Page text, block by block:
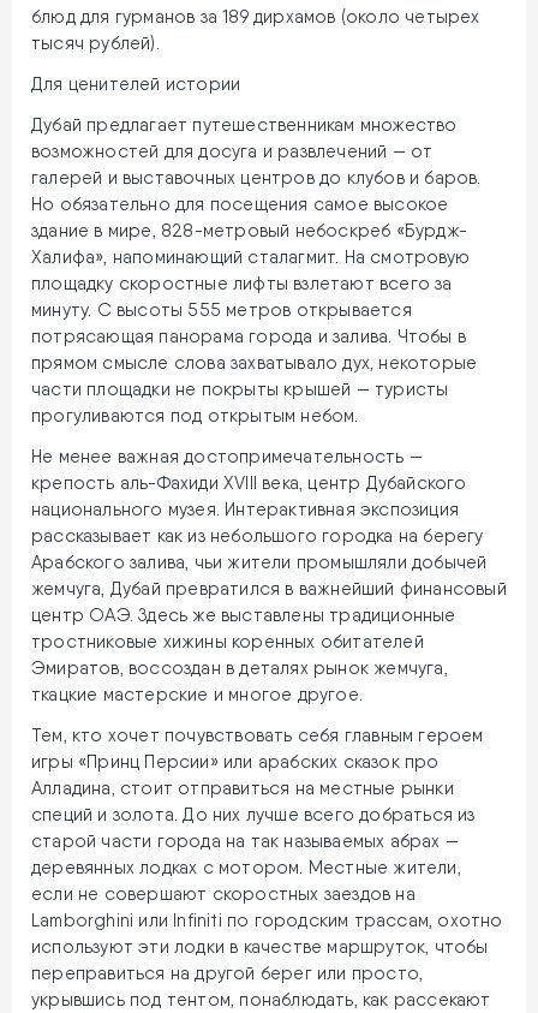
блюд для гурманов за 189 дирхамов (около четырех
тысяч рублей).
Для ценителей истории
Дубай предлагает путешественникам множество
возможностей для досуга и развлечений — от
галерей и выставочных центров до клубов и баров.
Но обязательно для посещения самое высокое
здание в мире, 828-метровый небоскреб «Бурдж-
Халифа», напоминающий сталагмит. На смотровую
площадку скоростные лифты взлетают всего за
минуту. С высоты 555 метров открывается
потрясающая панорама города и залива. Чтобы в
прямом смысле слова захватывало дух, некоторые
части площадки не покрыты крышей — туристы
прогуливаются под открытым небом.
Не менее важная достопримечательность —
крепость аль-Фахиди XVIII века, центр Дубайского
национального музея. Интерактивная экспозиция
рассказывает как из небольшого городка на берегу
Арабского залива, чьи жители промышляли добычей
жемчуга, Дубай превратился в важнейший финансовый
центр ОАЭ. Здесь же выставлены традиционные
тростниковые хижины коренных обитателей
Эмиратов, воссоздан в деталях рынок жемчуга,
ткацкие мастерские и многое другое.
Тем, кто хочет почувствовать себя главным героем
игры «Принц Персии» или арабских сказок про
Алладина, стоит отправиться на местные рынки
специй и золота. До них лучше всего добраться из
старой части города на так называемых абрах —
деревянных лодках с мотором. Местные жители,
если не совершают скоростных заездов на
Lamborghini или Infiniti по городским трассам, охотно
используют эти лодки в качестве маршруток, чтобы
переправиться на другой берег или просто,
укрывшись под тентом, понаблюдать, как рассекают